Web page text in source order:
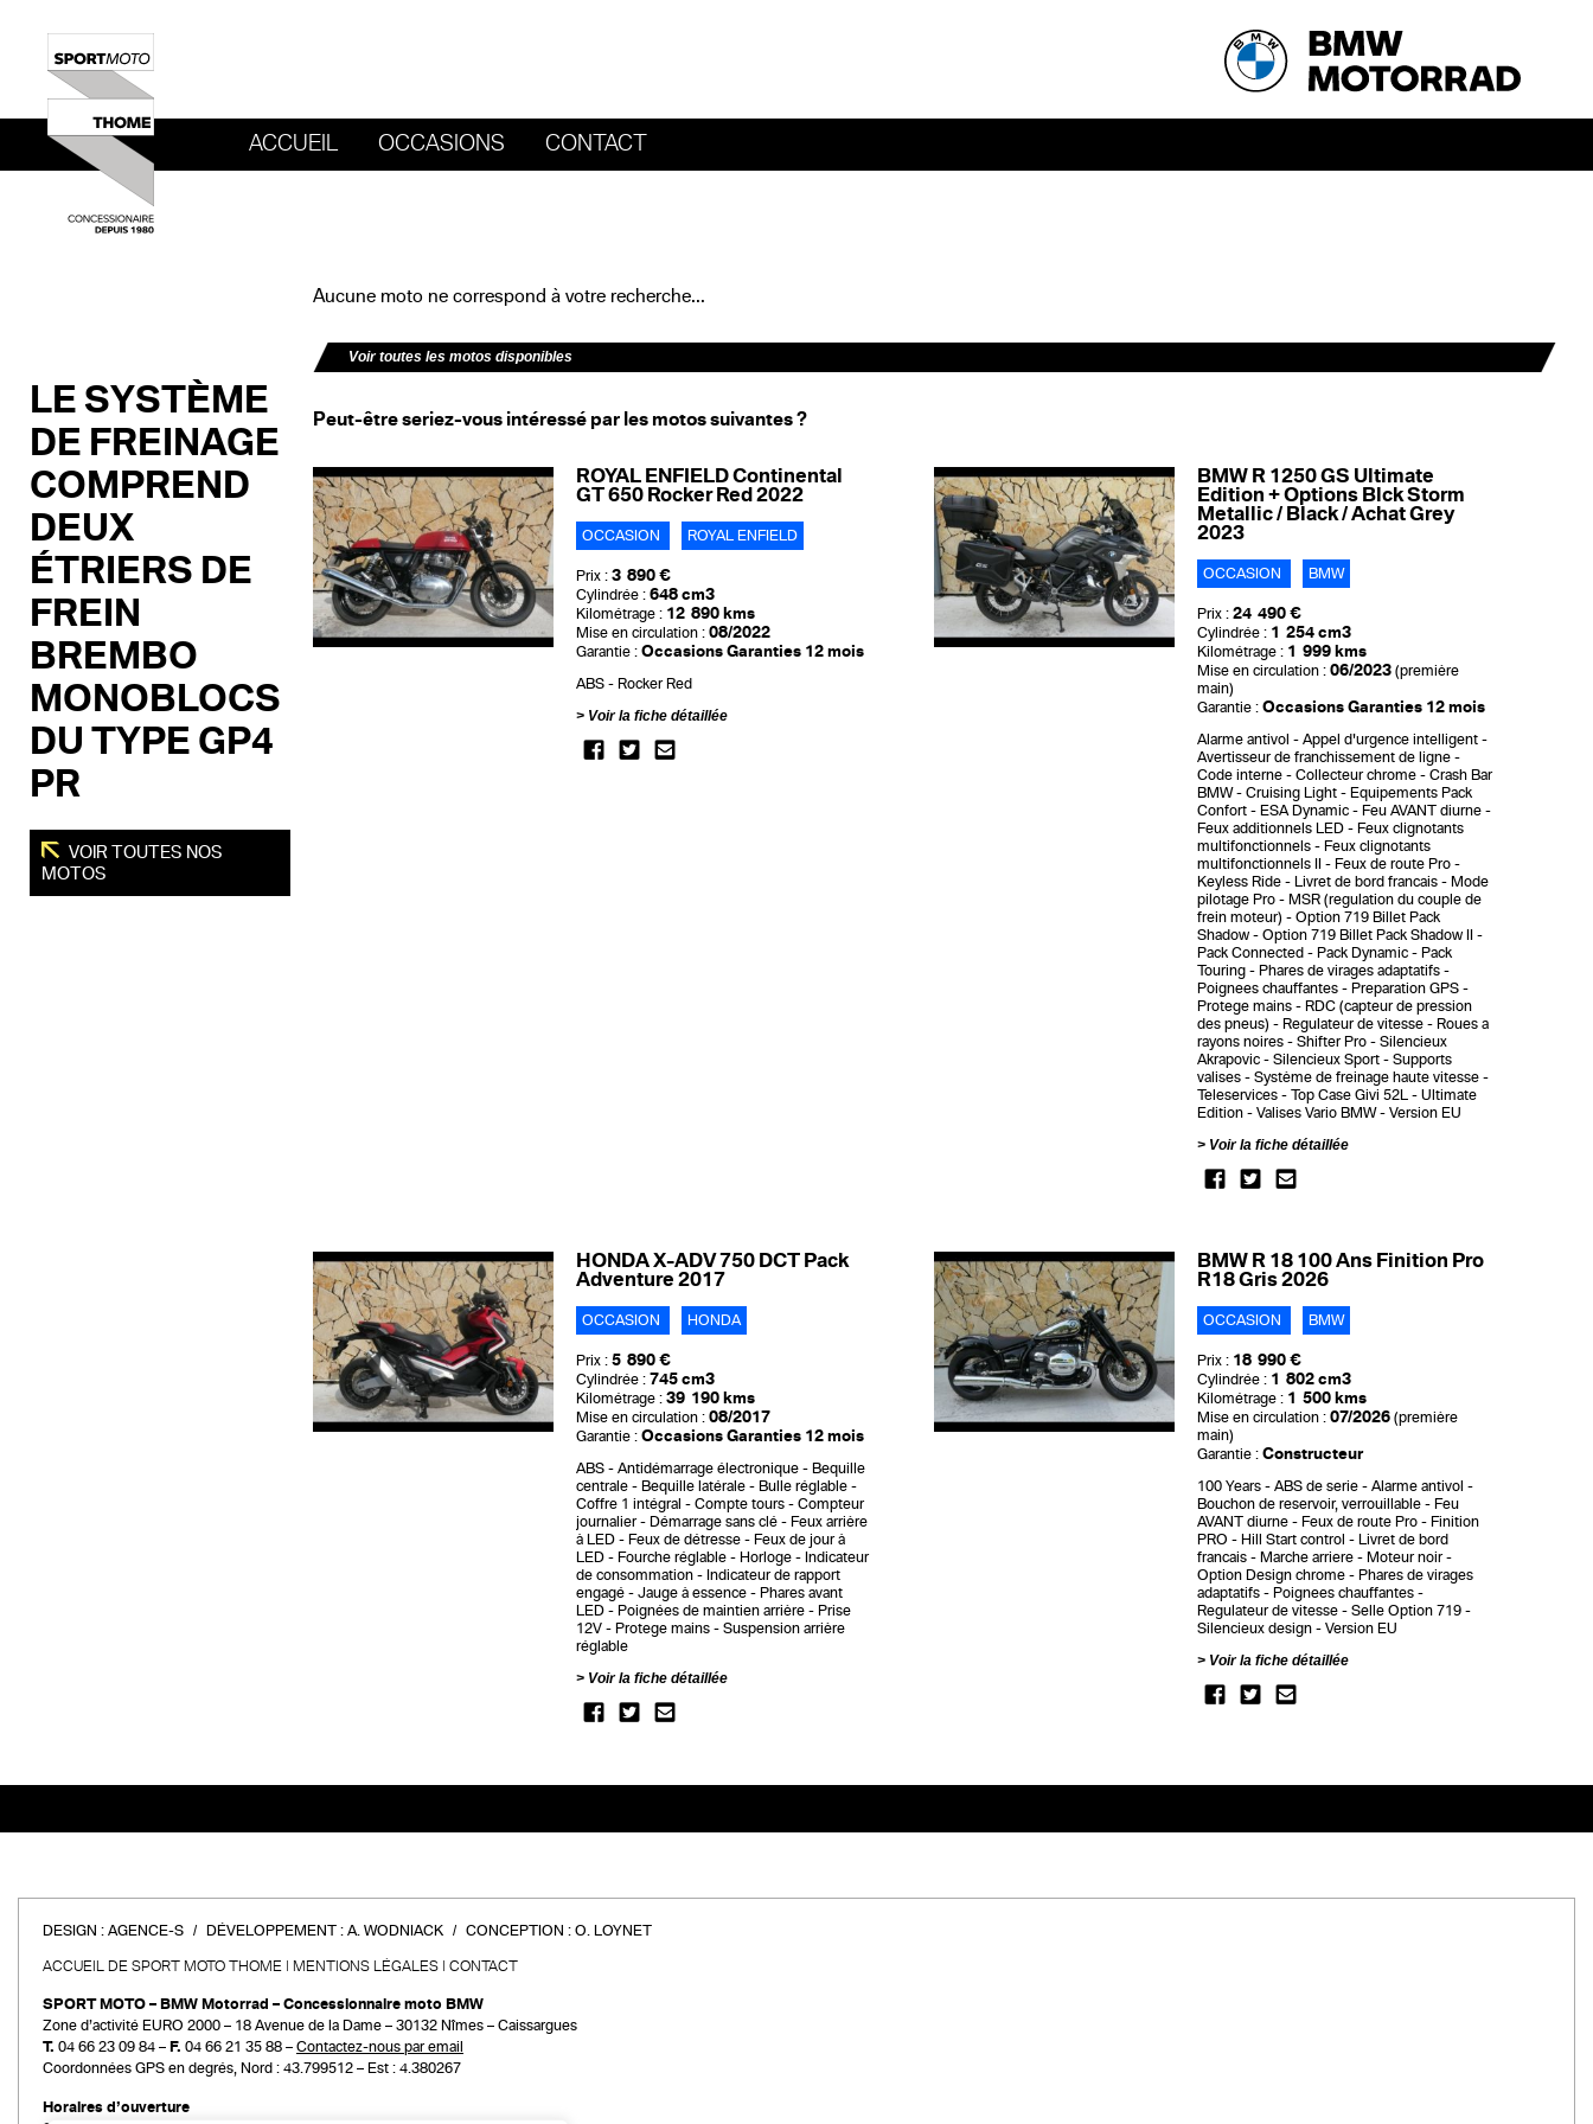
ACCUEIL OCCASIONS CONTACT
LE SYSTÈME
DE FREINAGE
COMPREND
DEUX
ÉTRIERS DE
FREIN
BREMBO
MONOBLOCS
DU TYPE GP4
PR
VOIR TOUTES NOS
MOTOS
Aucune moto ne correspond à votre recherche...
Voir toutes les motos disponibles
Peut-être seriez-vous intéressé par les motos suivantes ?
ROYAL ENFIELD Continental
GT 650 Rocker Red 2022
OCCASION ROYAL ENFIELD
Prix : 3 890 €
Cylindrée : 648 cm3
Kilométrage : 12 890 kms
Mise en circulation : 08/2022
Garantie : Occasions Garanties 12 mois
ABS
Rocker Red
Voir la fiche détaillée
BMW R 1250 GS Ultimate
Edition + Options Blck Storm
Metallic / Black / Achat Grey
2023
OCCASION BMW
Prix : 24 490 €
Cylindrée : 1 254 cm3
Kilométrage : 1 999 kms
Mise en circulation : 06/2023 (première
main)
Garantie : Occasions Garanties 12 mois
Alarme antivol
Appel d'urgence intelligent
Avertisseur de franchissement de ligne
Code interne
Collecteur chrome
Crash Bar
BMW
Cruising Light
Equipements Pack
Confort
ESA Dynamic
Feu AVANT diurne
Feux additionnels LED
Feux clignotants
multifonctionnels
Feux clignotants
multifonctionnels II
Feux de route Pro
Keyless Ride
Livret de bord francais
Mode
pilotage Pro
MSR (regulation du couple de
frein moteur)
Option 719 Billet Pack
Shadow
Option 719 Billet Pack Shadow II
Pack Connected
Pack Dynamic
Pack
Touring
Phares de virages adaptatifs
Poignees chauffantes
Preparation GPS
Protege mains
RDC (capteur de pression
des pneus)
Regulateur de vitesse
Roues a
rayons noires
Shifter Pro
Silencieux
Akrapovic
Silencieux Sport
Supports
valises
Système de freinage haute vitesse
Teleservices
Top Case Givi 52L
Ultimate
Edition
Valises Vario BMW
Version EU
Voir la fiche détaillée
HONDA X-ADV 750 DCT Pack
Adventure 2017
OCCASION HONDA
Prix : 5 890 €
Cylindrée : 745 cm3
Kilométrage : 39 190 kms
Mise en circulation : 08/2017
Garantie : Occasions Garanties 12 mois
ABS Antidémarrage électronique
Bequille
centrale
Bequille latérale
Bulle réglable
Coffre 1 intégral
Compte tours
Compteur
journalier
Démarrage sans clé
Feux arrière
à LED
Feux de détresse
Feux de jour à
LED
Fourche réglable Horloge
Indicateur
de consommation
Indicateur de rapport
engagé
Jauge à essence
Phares avant
LED
Poignées de maintien arrière
Prise
12V
Protege mains
Suspension arrière
réglable
Voir la fiche détaillée
BMW R 18 100 Ans Finition Pro
R18 Gris 2026
OCCASION BMW
Prix : 18 990 €
Cylindrée : 1 802 cm3
Kilométrage : 1 500 kms
Mise en circulation : 07/2026 (première
main)
Garantie : Constructeur
100 Years ABS de serie
Alarme antivol
Bouchon de reservoir, verrouillable
Feu
AVANT diurne
Feux de route Pro
Finition
PRO
Hill Start control
Livret de bord
francais
Marche arriere
Moteur noir
Option Design chrome
Phares de virages
adaptatifs
Poignees chauffantes
Regulateur de vitesse
Selle Option 719
Silencieux design
Version EU
Voir la fiche détaillée
DESIGN : AGENCE-S DÉVELOPPEMENT : A. WODNIACK CONCEPTION : O. LOYNET
ACCUEIL DE SPORT MOTO THOME MENTIONS LÉGALES CONTACT
SPORT MOTO – BMW Motorrad – Concessionnaire moto BMW
Zone d’activité EURO 2000 – 18 Avenue de la Dame – 30132 Nîmes – Caissargues
T. 04 66 23 09 84 – F. 04 66 21 35 88 – Contactez-nous par email
Coordonnées GPS en degrés, Nord : 43.799512 – Est : 4.380267
Horaires d’ouverture